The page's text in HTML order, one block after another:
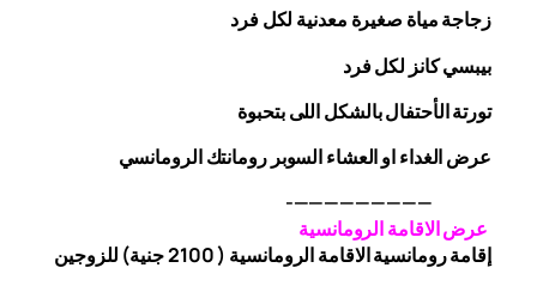
زجاجةمياة صغيرة معدنية لكل فرد
بيبسي كانز لكل فرد
تورتة الأحتفال بالشكل اللى بتحبوة
عرض الغداء او العشاء السوبر رومانتك الرومانسي
—————————-
عرض الاقامة الرومانسية
إقامة رومانسية الاقامة الرومانسية ( 2100 جنية) للزوجين